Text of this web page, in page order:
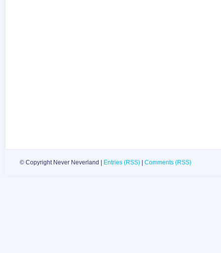
© Copyright Never Neverland | Entries (RSS) Comments (RSS)